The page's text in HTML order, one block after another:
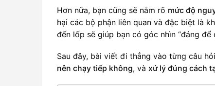
Hơn nữa, bạn cũng sẽ nắm rõ mức độ
hại các bộ phận liên quan và đặc biệt là
đến lốp sẽ giúp bạn có góc nhìn “đáng để
Sau đây, bài viết đi thẳng vào từng câu
nên chạy tiếp không, và xử lý đúng cách